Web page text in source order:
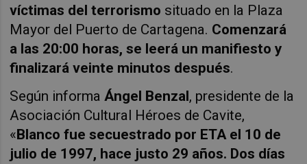
víctimas del terrorismo situado en la Plaza
Mayor del Puerto de Cartagena. Comenzará
a las 20:00 horas, se leerá un manifiesto y
finalizará veinte minutos después.
Según informaÁngel Benzal, presidente de la
Asociación Cultural Héroes de Cavite,
«Blanco fue secuestrado por ETA el 10 de
julio de 1997, hace justo 29 años. Dos días